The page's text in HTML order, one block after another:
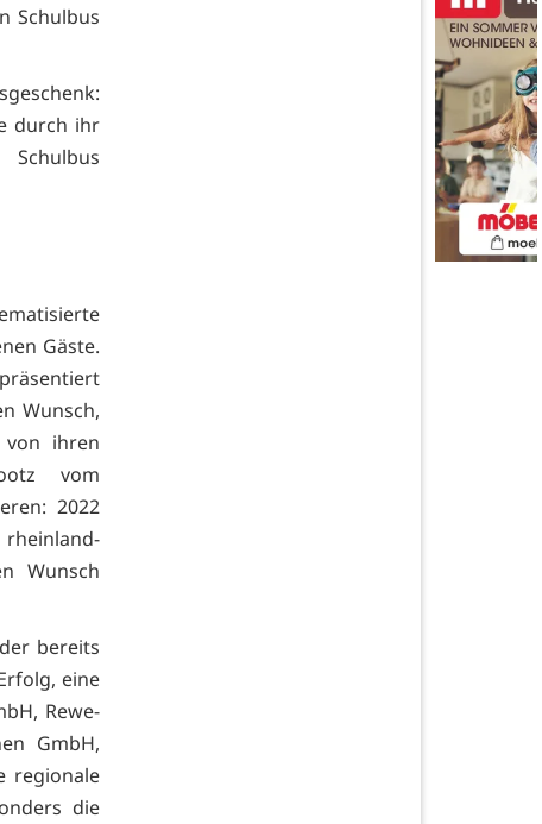
Schulbus
durch ihr
Gäste.
Wunsch,
ihren
vom
2022
Wunsch
bereits
eine
Rewe-
GmbH,
regionale
die